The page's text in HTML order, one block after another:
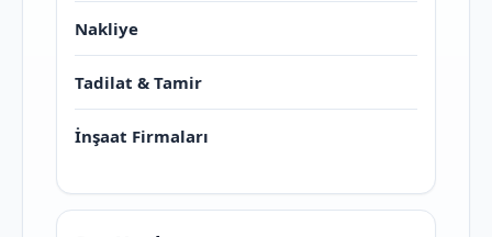
Nakliye
Tadilat & Tamir
İnşaat Firmaları